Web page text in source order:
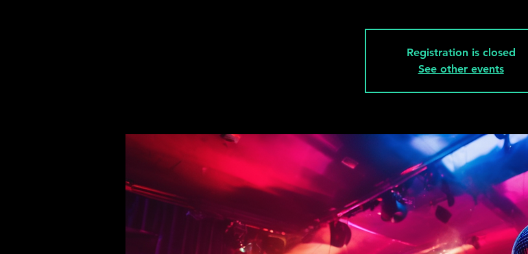
Registration is closed
See other events